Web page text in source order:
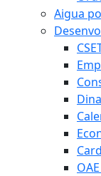
Aigua